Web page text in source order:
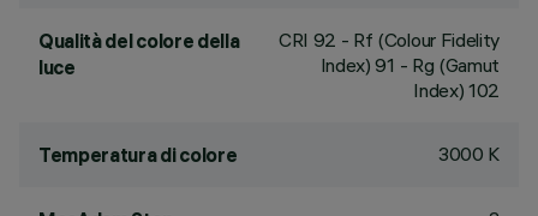
Qualità del colore della
luce
CRI 92 - Rf (Colour Fidelity
Index) 91 - Rg (Gamut
Index) 102
Temperatura di colore 3000 K